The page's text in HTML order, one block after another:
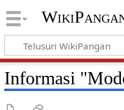
Informasi